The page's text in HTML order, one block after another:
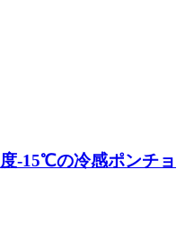
-15℃の冷感ポンチョ